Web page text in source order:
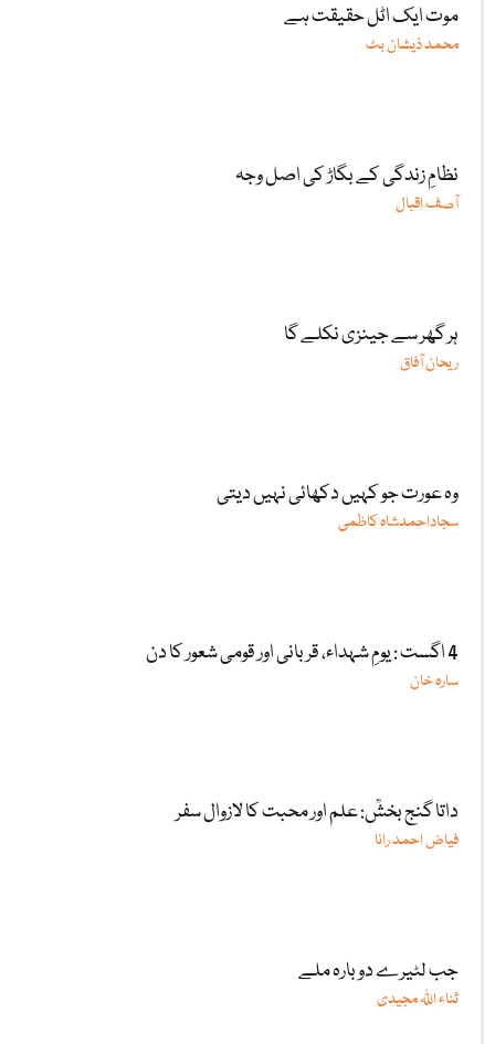
موت ایک اٹل حقیقت ہے
محمد ذیشان بٹ
نظامِ زندگی کے بگاڑ کی اصل وجہ
آصف اقبال
ہر گھر سے جینزی نکلے گا
ریحان آفاق
وہ عورت جو کہیں دکھائی نہیں دیتی
سجاداحمدشاہ کاظمی
4 اگست : یومِ شہداء، قربانی اور قومی شعور کا دن
سارہ خان
داتا گنج بخشؒ: علم اور محبت کا لازوال سفر
فیاض احمد رانا
جب لٹیرے دوبارہ ملے
ثناء اللّٰہ مجیدی